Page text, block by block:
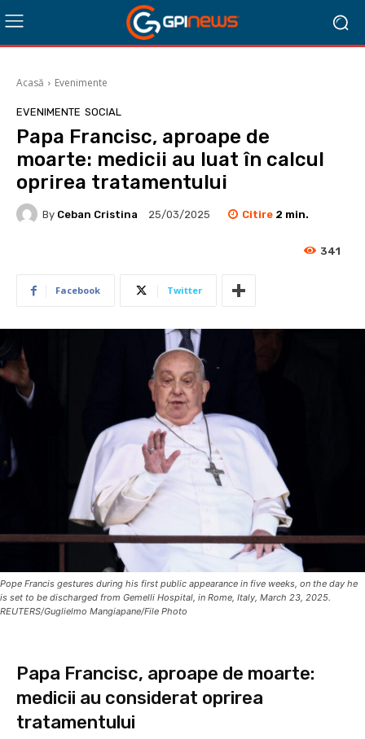
Acasă Evenimente
EVENIMENTE SOCIAL
Papa Francisc, aproape de
moarte: medicii au luat în calcul
oprirea tratamentului
By Ceban Cristina 25/03/2025 Citire 2 min.
341
Facebook Twitter
Pope Francis gestures during his first public appearance in five weeks, on the day he
is set to be discharged from Gemelli Hospital, in Rome, Italy, March 23, 2025.
REUTERS/Guglielmo Mangiapane/File Photo
Papa Francisc, aproape de moarte:
medicii au considerat oprirea
tratamentului